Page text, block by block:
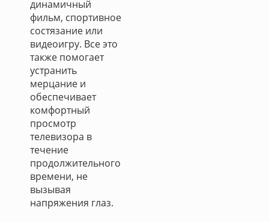
динамичный
фильм, спортивное
состязание или
видеоигру. Все это
также помогает
устранить
мерцание и
обеспечивает
комфортный
просмотр
телевизора в
течение
продолжительного
времени, не
вызывая
напряжения глаз.